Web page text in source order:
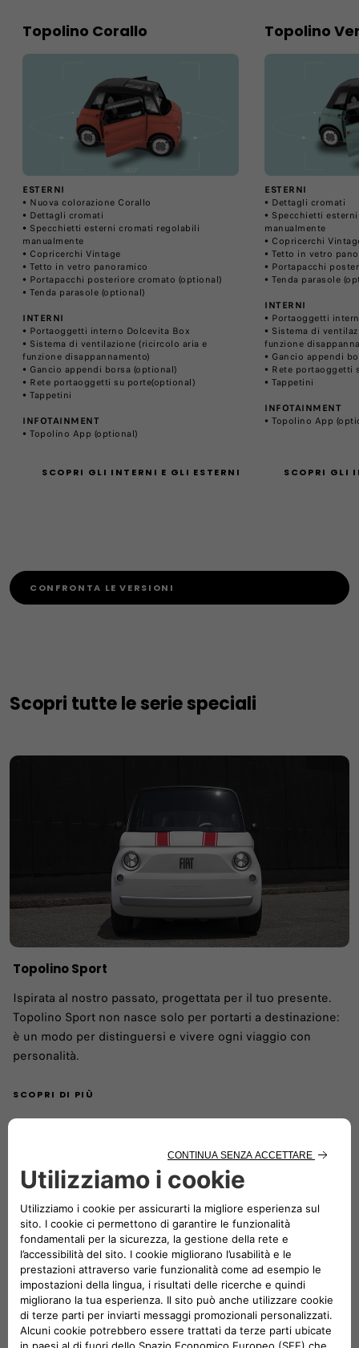
Topolino Corallo
ESTERNI
• Nuova colorazione Corallo
• Dettagli cromati
• Specchietti esterni cromati regolabili
manualmente
• Copricerchi Vintage
• Tetto in vetro panoramico
• Portapacchi posteriore cromato (optional)
• Tenda parasole (optional)
INTERNI
• Portaoggetti interno Dolcevita Box
• Sistema di ventilazione (ricircolo aria e
funzione disappannamento)
• Gancio appendi borsa (optional)
• Rete portaoggetti su porte(optional)
• Tappetini
INFOTAINMENT
• Topolino App (optional)
SCOPRI GLI INTERNI E GLI ESTERNI
Topolino​
ESTERNI
• Dettagli cromati
• Specchietti
manualmente
• Copricerchi
• Tetto in vetro
• Portapacchi
• Tenda parasole
INTERNI
• Portaoggetti
• Sistema di
funzione
• Gancio appendi
• Rete portaoggetti
• Tappetini
INFOTAINMENT
• Topolino App
SCOPRI GLI
CONFRONTA LE VERSIONI
Scopri tutte le serie speciali
Topolino Sport​
Ispirata al nostro passato, progettata per il tuo presente.
Topolino Sport non nasce solo per portarti a destinazione:
è un modo per distinguersi e vivere ogni viaggio con
personalità.
SCOPRI DI PIÙ
Topolino Nuova Vilebrequin Collector's Edition